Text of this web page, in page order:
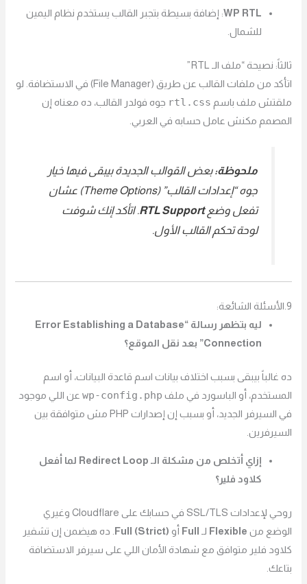
WP RTL: إضافة بسيطة بتجبر القالب يستخدم نظام اليمين
للشمال.
ثالثاً: نصيحة “ملف الـ RTL”
اتأكد من ملفات القالب عن طريق (File Manager) في الاستضافة. لو
ملقتش ملف باسم rtl.css جوه فولدر القالب، ده معناه إن
المصمم مكنش عامل حسابه في العربي.
ملحوظة:بعض القوالب الجديدة بيبقى فيها خيار
جوه “إعدادات القالب” (Theme Options) عشان
تفعل وضعRTL Support. اتأكد إنك شوفت
لوحة تحكم القالب الأول.
9.الأسئلة الشائعة:
ليه بتظهر رسالة “Error Establishing a Database
Connection” بعد نقل الموقع؟
ده غالباً بيبقى بسبب اختلاف بيانات اسم قاعدة البيانات، أو اسم
المستخدم، أو الباسورد في ملف wp-config.php عن اللي موجود
في السيرفر الجديد، أو بسبب إن إصدارات PHP مش متوافقة بين
السيرفرين.
إزاي أتخلص من مشكلة الـ Redirect Loop لما أفعل
كلاود فلير؟
روحي لإعدادات SSL/TLS في حسابك على Cloudflare وغيري
الوضع من Flexible لـ Full أو Full (Strict)
. ده هيضمن إن تشفير
كلاود فلير متوافق مع شهادة الأمان اللي على سيرفر الاستضافة
بتاعك.